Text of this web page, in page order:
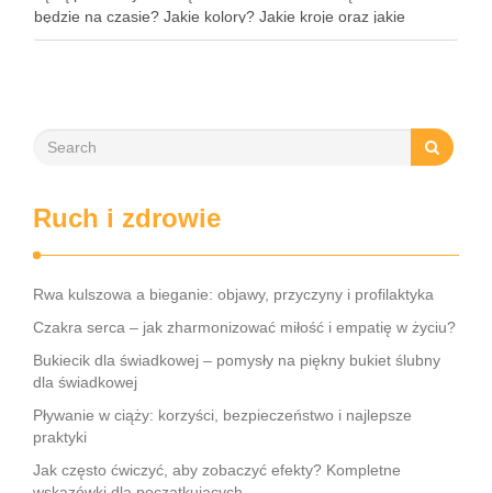
będzie na czasie? Jakie kolory? Jakie kroje oraz jakie
materiały mogą zaskoczyć? Czy Elisabetta Franchi jest …
Ruch i zdrowie
Rwa kulszowa a bieganie: objawy, przyczyny i profilaktyka
Czakra serca – jak zharmonizować miłość i empatię w życiu?
Bukiecik dla świadkowej – pomysły na piękny bukiet ślubny
dla świadkowej
Pływanie w ciąży: korzyści, bezpieczeństwo i najlepsze
praktyki
Jak często ćwiczyć, aby zobaczyć efekty? Kompletne